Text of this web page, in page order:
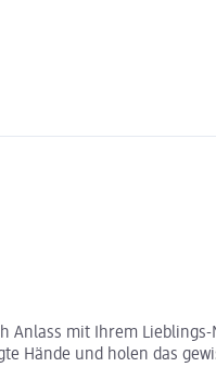
mit Ihrem
und holen das